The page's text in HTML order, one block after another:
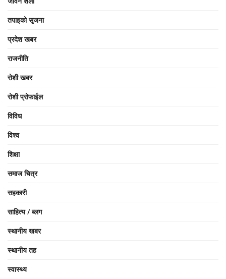
तपाइको सृजना
प्रदेश खबर
राजनीति
रोशी खबर
रोशी प्रोफाईल
विविध
विश्व
शिक्षा
समाज चित्र
सहकारी
साहित्य / ब्लग
स्थानीय खबर
स्थानीय तह
स्वास्थ्य